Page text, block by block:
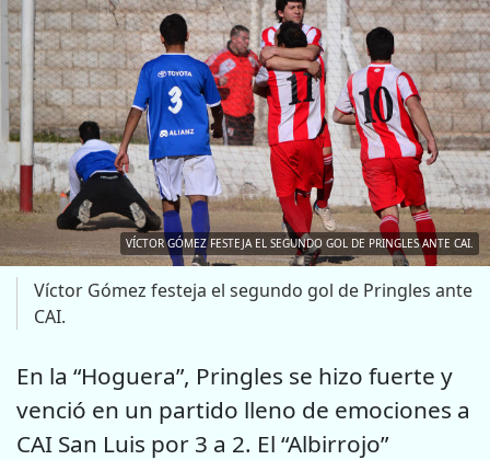
VÍCTOR GÓMEZ FESTEJA EL SEGUNDO GOL DE PRINGLES ANTE CAI.
Víctor Gómez festeja el segundo gol de Pringles ante
CAI.
En la “Hoguera”, Pringles se hizo fuerte y
venció en un partido lleno de emociones a
CAI San Luis por 3 a 2. El “Albirrojo”